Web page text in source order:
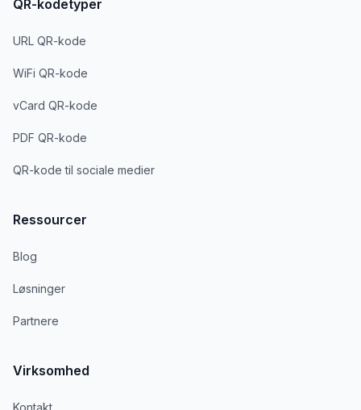
QR-kodetyper
URL QR-kode
WiFi QR-kode
vCard QR-kode
PDF QR-kode
QR-kode til sociale medier
Ressourcer
Blog
Løsninger
Partnere
Virksomhed
Kontakt